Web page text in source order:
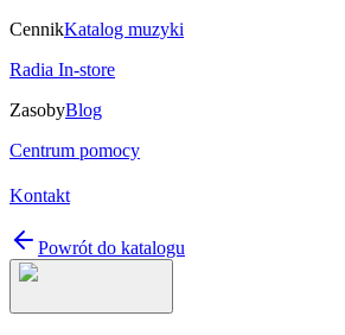
CennikKatalog muzyki
Radia In-store
ZasobyBlog
Centrum pomocy
Kontakt
Powrót do katalogu